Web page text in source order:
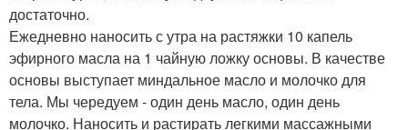
достаточно.
Ежедневно наносить с утра на растяжки 10 капель
эфирного масла на 1 чайную ложку основы. В качестве
основы выступает миндальное масло и молочко для
тела. Мы чередуем - один день масло, один день
молочко. Наносить и растирать легкими массажными